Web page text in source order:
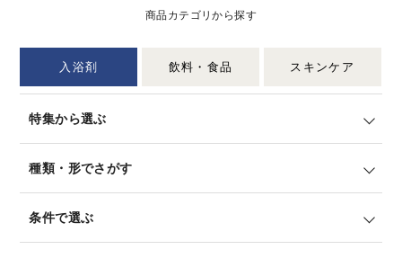
商品カテゴリから探す
入浴剤 飲料・食品 スキンケア
特集から選ぶ
種類・形でさがす
条件で選ぶ